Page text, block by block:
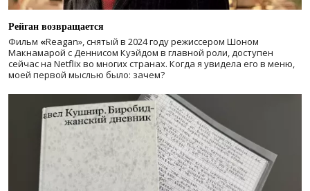
Рейган возвращается
Фильм «Reagan», снятый в 2024 годурежиссером Шоном
Макнамарой с Деннисом Куэйдом в главной роли, доступен
сейчас на Netflix во многих странах. Когда я увидела его в меню,
моей первой мыслью было: зачем?